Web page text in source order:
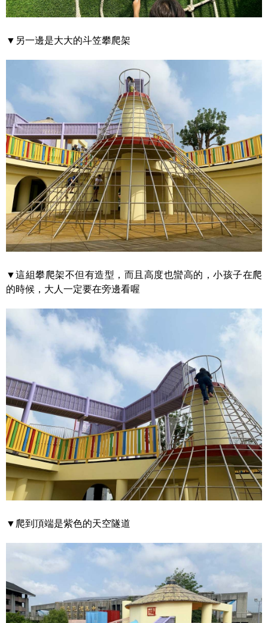
▼另一邊是大大的斗笠攀爬架
▼這組攀爬架不但有造型，而且高度也蠻高的，小孩子在爬
的時候，大人一定要在旁邊看喔
▼爬到頂端是紫色的天空隧道